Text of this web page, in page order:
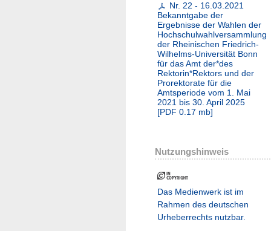
Nr. 22 - 16.03.2021
Bekanntgabe der
Ergebnisse der Wahlen der
Hochschulwahlversammlung
der Rheinischen Friedrich-
Wilhelms-Universität Bonn
für das Amt der*des
Rektorin*Rektors und der
Prorektorate für die
Amtsperiode vom 1. Mai
2021 bis 30. April 2025
[PDF 0.17 mb]
Nutzungshinweis
Das Medienwerk ist im
Rahmen des deutschen
Urheberrechts nutzbar.